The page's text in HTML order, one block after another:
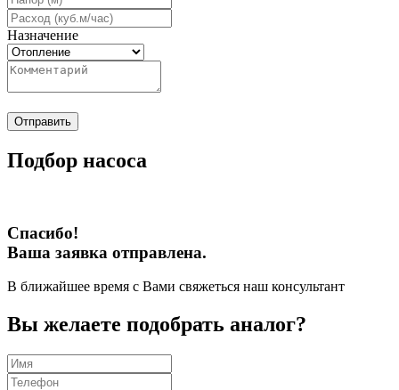
Назначение
Отправить
Подбор насоса
Спасибо!
Ваша заявка отправлена.
В ближайшее время с Вами свяжеться наш консультант
Вы желаете подобрать аналог?